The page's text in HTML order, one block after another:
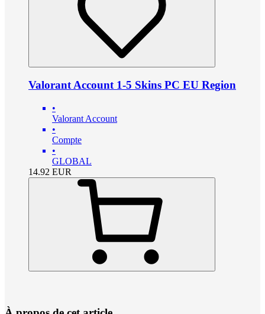
Valorant Account 1-5 Skins PC EU Region
•
Valorant Account
•
Compte
•
GLOBAL
14.92 EUR